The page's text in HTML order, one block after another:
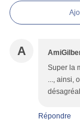
A
Super la
..., ainsi,
Répondre